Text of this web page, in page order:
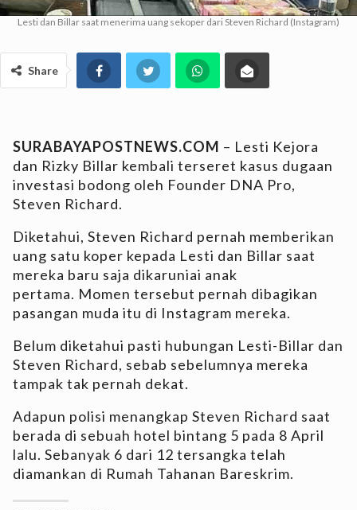
Lesti dan Billar saat menerima uang sekoper dari Steven Richard (Instagram)
Share
SURABAYAPOSTNEWS.COM – Lesti Kejora
dan Rizky Billar kembali terseret kasus dugaan
investasi bodong oleh Founder DNA Pro,
Steven Richard.
Diketahui, Steven Richard pernah memberikan
uang satu koper kepada Lesti dan Billar saat
mereka baru saja dikaruniai anak
pertama. Momen tersebut pernah dibagikan
pasangan muda itu di Instagram mereka.
Belum diketahui pasti hubungan Lesti-Billar dan
Steven Richard, sebab sebelumnya mereka
tampak tak pernah dekat.
Adapun polisi menangkap Steven Richard saat
berada di sebuah hotel bintang 5 pada 8 April
lalu. Sebanyak 6 dari 12 tersangka telah
diamankan di Rumah Tahanan Bareskrim.